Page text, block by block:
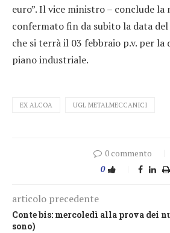
euro”. Il vice ministro – conclude la
confermato fin da subito la data
che si terrà il 03 febbraio p.v. per la
piano industriale.
EX ALCOA UGL METALMECCANICI
0 commento
0
articolo precedente
Conte bis: mercoledì alla prova dei
sono)